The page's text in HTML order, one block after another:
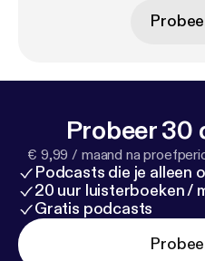
Probeer 30
€ 9,99 / maand na
Podcasts die je alleen
20 uur luisterboeken /
Gratis podcasts